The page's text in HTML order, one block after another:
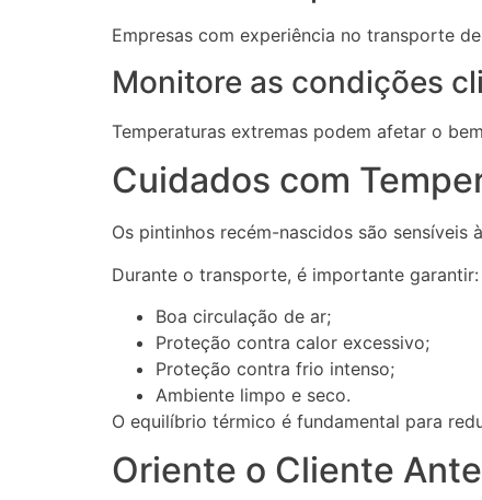
Empresas com experiência no transporte
Monitore as condições
Temperaturas extremas podem afetar o
Cuidados com
Os pintinhos recém-nascidos são sensíveis
Durante o transporte, é importante garantir:
Boa circulação de ar;
Proteção contra calor excessivo;
Proteção contra frio intenso;
Ambiente limpo e seco.
O equilíbrio térmico é fundamental para
Oriente o Cliente